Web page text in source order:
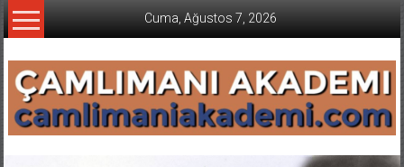
İçeriğe
geç
Cuma, Ağustos 7, 2026